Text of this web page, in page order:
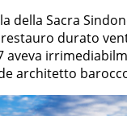
della Sacra
durato
aveva
architetto